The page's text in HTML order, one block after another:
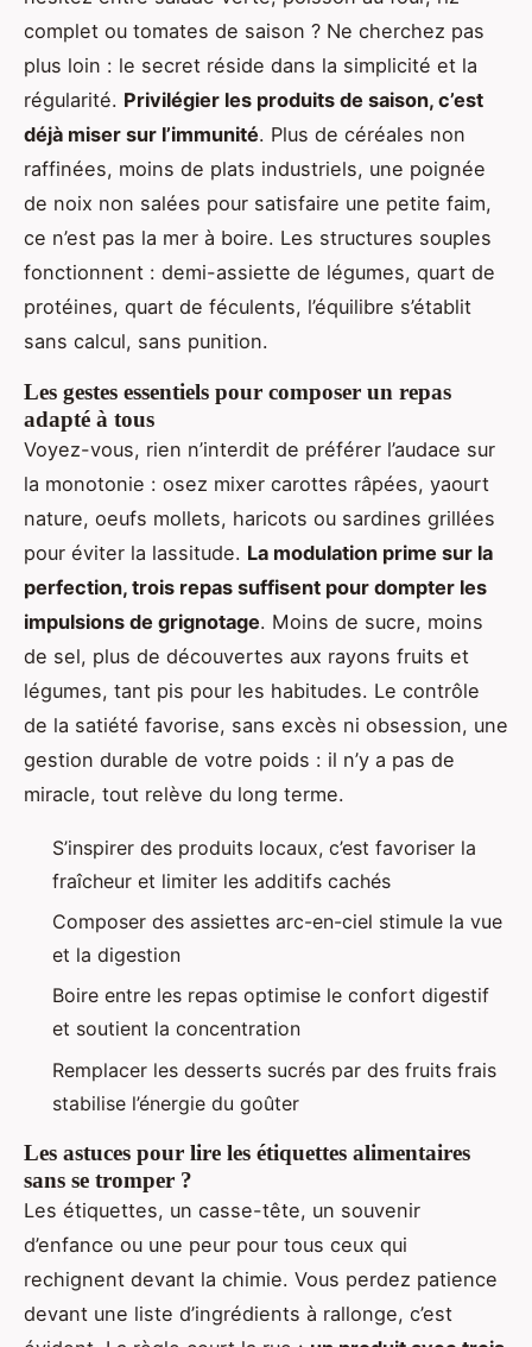
complet ou tomates de saison ? Ne cherchez pas
plus loin : le secret réside dans la simplicité et la
régularité. Privilégier les produits de saison, c’est
déjà miser sur l’immunité. Plus de céréales non
raffinées, moins de plats industriels, une poignée
de noix non salées pour satisfaire une petite faim,
ce n’est pas la mer à boire. Les structures souples
fonctionnent : demi-assiette de légumes, quart de
protéines, quart de féculents, l’équilibre s’établit
sans calcul, sans punition.
Les gestes essentiels pour composer un repas
adapté à tous
Voyez-vous, rien n’interdit de préférer l’audace sur
la monotonie : osez mixer carottes râpées, yaourt
nature, oeufs mollets, haricots ou sardines grillées
pour éviter la lassitude. La modulation prime sur la
perfection, trois repas suffisent pour dompter les
impulsions de grignotage. Moins de sucre, moins
de sel, plus de découvertes aux rayons fruits et
légumes, tant pis pour les habitudes. Le contrôle
de la satiété favorise, sans excès ni obsession, une
gestion durable de votre poids : il n’y a pas de
miracle, tout relève du long terme.
S’inspirer des produits locaux, c’est favoriser la
fraîcheur et limiter les additifs cachés
Composer des assiettes arc-en-ciel stimule la vue
et la digestion
Boire entre les repas optimise le confort digestif
et soutient la concentration
Remplacer les desserts sucrés par des fruits frais
stabilise l’énergie du goûter
Les astuces pour lire les étiquettes alimentaires
sans se tromper ?
Les étiquettes, un casse-tête, un souvenir
d’enfance ou une peur pour tous ceux qui
rechignent devant la chimie. Vous perdez patience
devant une liste d’ingrédients à rallonge, c’est